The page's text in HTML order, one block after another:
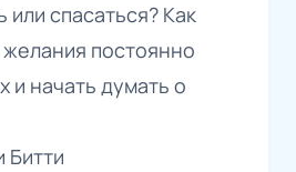
или спасаться? Как
желания постоянно
и начать думать о
Битти